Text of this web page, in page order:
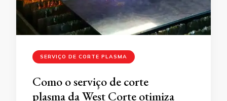
SERVIÇO DE CORTE PLASMA
Como o serviço de corte
plasma da West Corte otimiza